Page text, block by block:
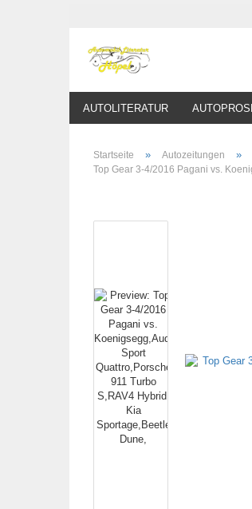
AUTOLITERATUR
Startseite » Autozeitungen »
Top Gear 3-4/2016 Pagani vs.